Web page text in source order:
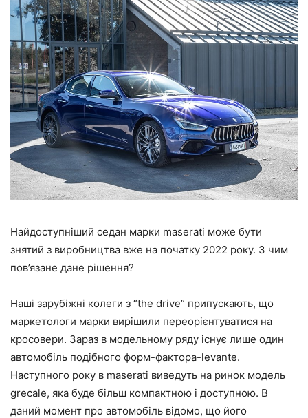
Найдоступніший седан марки maserati може бути
знятий з виробництва вже на початку 2022 року. З чим
пов’язане дане рішення?
Наші зарубіжні колеги з “the drive” припускають, що
маркетологи марки вирішили переорієнтуватися на
кросовери. Зараз в модельному ряду існує лише один
автомобіль подібного форм-фактора-levante.
Наступного року в maserati виведуть на ринок модель
grecale, яка буде більш компактною і доступною. В
даний момент про автомобіль відомо, що його